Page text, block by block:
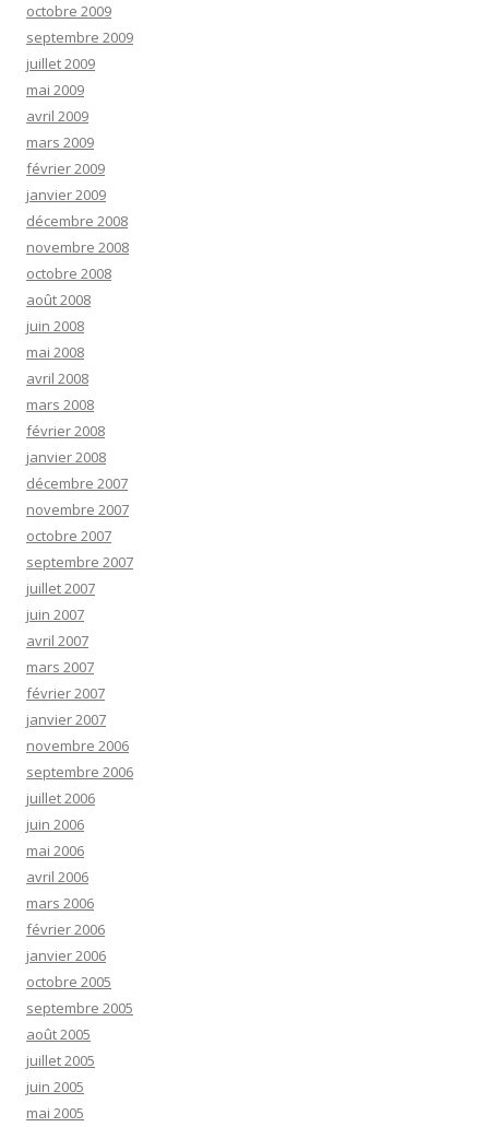
octobre 2009
septembre 2009
juillet 2009
mai 2009
avril 2009
mars 2009
février 2009
janvier 2009
décembre 2008
novembre 2008
octobre 2008
août 2008
juin 2008
mai 2008
avril 2008
mars 2008
février 2008
janvier 2008
décembre 2007
novembre 2007
octobre 2007
septembre 2007
juillet 2007
juin 2007
avril 2007
mars 2007
février 2007
janvier 2007
novembre 2006
septembre 2006
juillet 2006
juin 2006
mai 2006
avril 2006
mars 2006
février 2006
janvier 2006
octobre 2005
septembre 2005
août 2005
juillet 2005
juin 2005
mai 2005